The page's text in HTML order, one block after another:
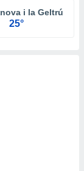
i la Geltrú
25°